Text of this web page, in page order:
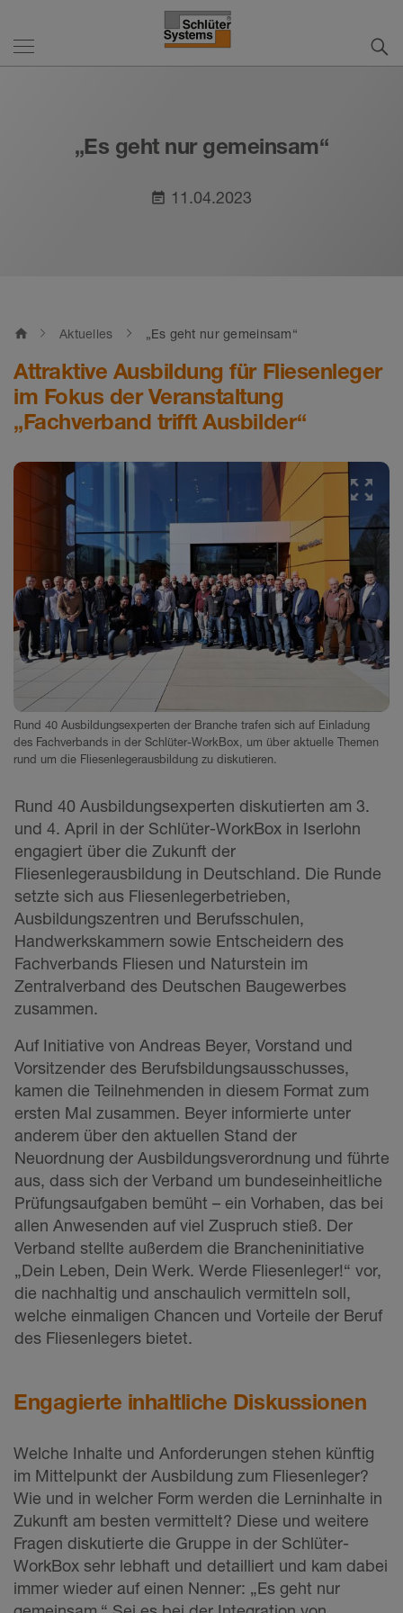
„Es geht nur gemeinsam“
event_note 11.04.2023
home Aktuelles „Es geht nur gemeinsam“
Attraktive Ausbildung für Fliesenleger
im Fokus der Veranstaltung
„Fachverband trifft Ausbilder“
Rund 40 Ausbildungsexperten der Branche trafen sich auf Einladung
des Fachverbands in der Schlüter-WorkBox, um über aktuelle Themen
rund um die Fliesenlegerausbildung zu diskutieren.
Rund 40 Ausbildungsexperten diskutierten am 3.
und 4. April in der Schlüter-WorkBox in Iserlohn
engagiert über die Zukunft der
Fliesenlegerausbildung in Deutschland. Die Runde
setzte sich aus Fliesenlegerbetrieben,
Ausbildungszentren und Berufsschulen,
Handwerkskammern sowie Entscheidern des
Fachverbands Fliesen und Naturstein im
Zentralverband des Deutschen Baugewerbes
zusammen.
Auf Initiative von Andreas Beyer, Vorstand und
Vorsitzender des Berufsbildungsausschusses,
kamen die Teilnehmenden in diesem Format zum
ersten Mal zusammen. Beyer informierte unter
anderem über den aktuellen Stand der
Neuordnung der Ausbildungsverordnung und führte
aus, dass sich der Verband um bundeseinheitliche
Prüfungsaufgaben bemüht – ein Vorhaben, das bei
allen Anwesenden auf viel Zuspruch stieß. Der
Verband stellte außerdem die Brancheninitiative
„Dein Leben, Dein Werk. Werde Fliesenleger!“ vor,
die nachhaltig und anschaulich vermitteln soll,
welche einmaligen Chancen und Vorteile der Beruf
des Fliesenlegers bietet.
Engagierte inhaltliche Diskussionen
Welche Inhalte und Anforderungen stehen künftig
im Mittelpunkt der Ausbildung zum Fliesenleger?
Wie und in welcher Form werden die Lerninhalte in
Zukunft am besten vermittelt? Diese und weitere
Fragen diskutierte die Gruppe in der Schlüter-
WorkBox sehr lebhaft und detailliert und kam dabei
immer wieder auf einen Nenner: „Es geht nur